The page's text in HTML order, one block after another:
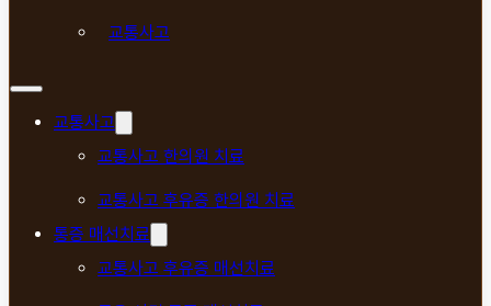
교통사고
교통사고
교통사고 한의원 치료
교통사고 후유증 한의원 치료
통증 매선치료
교통사고 후유증 매선치료